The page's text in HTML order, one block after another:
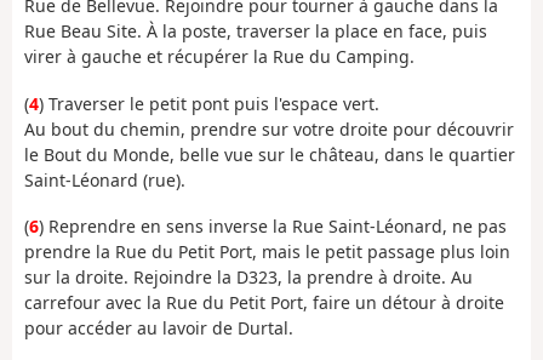
Rue de Bellevue. Rejoindre pour tourner à gauche dans la
Rue Beau Site. À la poste, traverser la place en face, puis
virer à gauche et récupérer la Rue du Camping.
(4) Traverser le petit pont puis l'espace vert.
Au bout du chemin, prendre sur votre droite pour découvrir
le Bout du Monde, belle vue sur le château, dans le quartier
Saint-Léonard (rue).
(6) Reprendre en sens inverse la Rue Saint-Léonard, ne pas
prendre la Rue du Petit Port, mais le petit passage plus loin
sur la droite. Rejoindre la D323, la prendre à droite. Au
carrefour avec la Rue du Petit Port, faire un détour à droite
pour accéder au lavoir de Durtal.